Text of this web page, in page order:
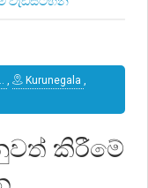
, Kurunegala ,
කිරීමේ